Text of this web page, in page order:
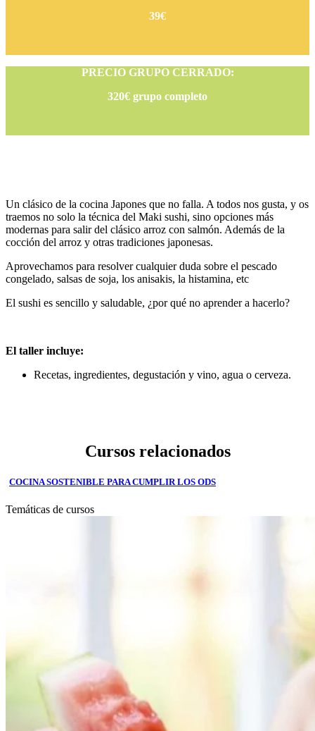
39€
PRECIO GRUPO CERRADO:
320€ grupo completo
Un clásico de la cocina Japones que no falla. A todos nos gusta, y os
traemos no solo la técnica del Maki sushi, sino opciones más
modernas para salir del clásico arroz con salmón. Además de la
cocción del arroz y otras tradiciones japonesas.
Aprovechamos para resolver cualquier duda sobre el pescado
congelado, salsas de soja, los anisakis, la histamina, etc
El sushi es sencillo y saludable, ¿por qué no aprender a hacerlo?
El taller incluye:
Recetas, ingredientes, degustación y vino, agua o cerveza.
Cursos relacionados
COCINA SOSTENIBLE PARA CUMPLIR LOS ODS
Temáticas de cursos